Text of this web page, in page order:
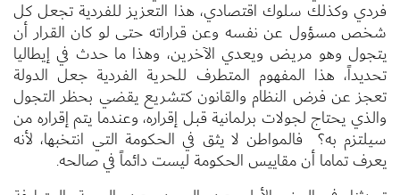
فردي وكذلك سلوك اقتصادي، هذا التعزيز للفردية تجعل كل
شخص مسؤول عن نفسه وعن قراراته حتى لو كان القرار أن
يتجول وهو مريض ويعدي الآخرين، وهذا ما حدث في إيطاليا
تحديداً، هذا المفهوم المتطرف للحرية الفردية جعل الدولة
تعجز عن فرض النظام والقانون كتشريع يقضي بحظر التجول
والذي يحتاج لجولات برلمانية قبل إقراره، وعندما يتم إقراره من
سيلتزم به؟ فالمواطن لا يثق في الحكومة التي انتخبها، لأنه
يعرف تماما أن مقاييس الحكومة ليست دائماً في صالحه.